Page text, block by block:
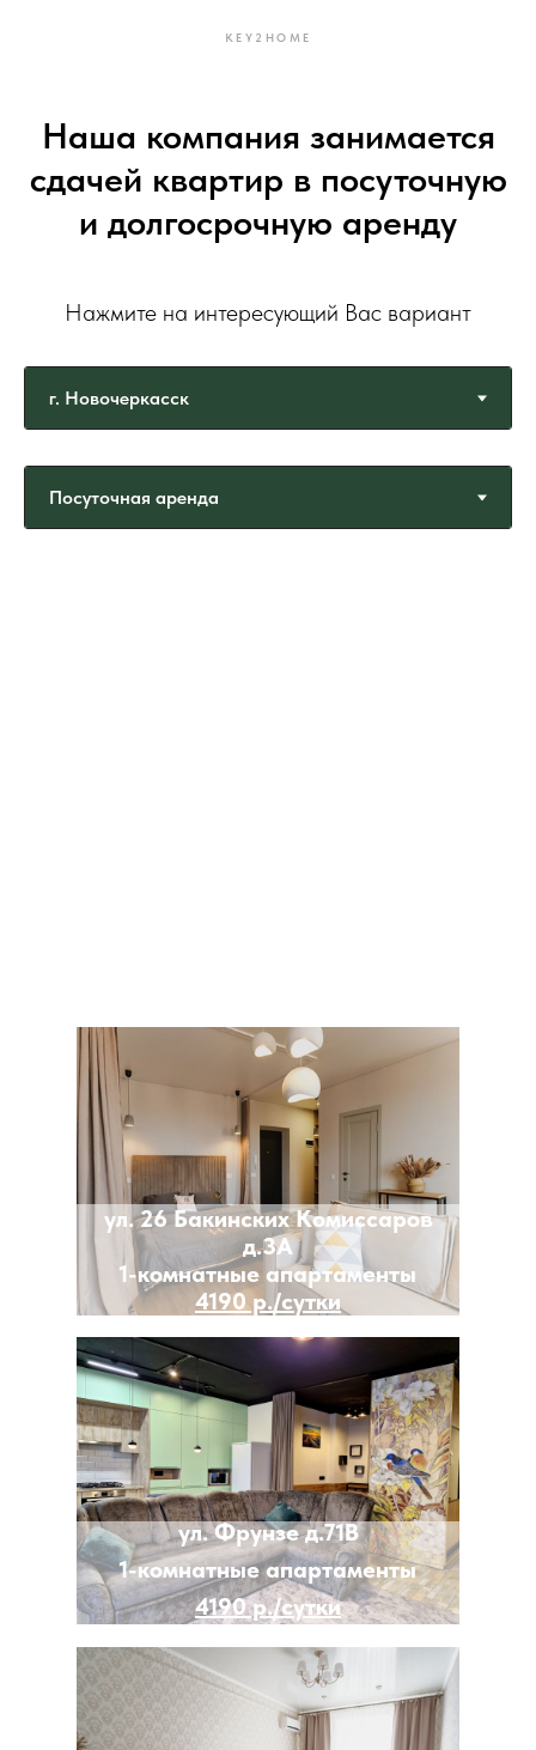
KEY2HOME
Наша компания занимается
сдачей квартир в посуточную
и долгосрочную аренду
Нажмите на интересующий Вас вариант
ул. Фрунзе д.71В
1-комнатные апартаменты
4190 р./сутки
ул. 26 Бакинских Комиссаров
д.3А
1-комнатные апартаменты
4190 р./сутки